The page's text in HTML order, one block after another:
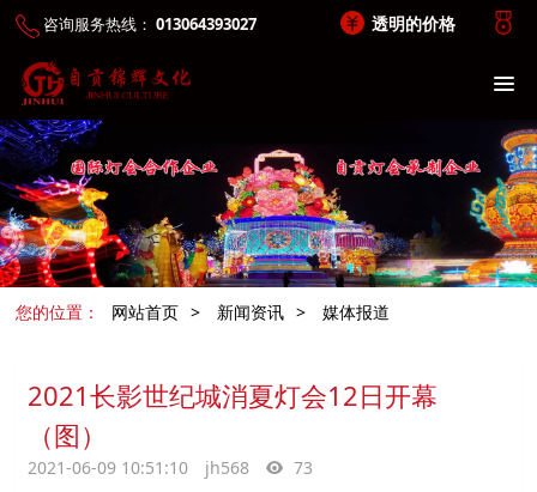
咨询服务热线： 013064393027 透明的价格
您的位置： 网站首页 > 新闻资讯 > 媒体报道
2021长影世纪城消夏灯会12日开幕
（图）
2021-06-09 10:51:10 jh568 73